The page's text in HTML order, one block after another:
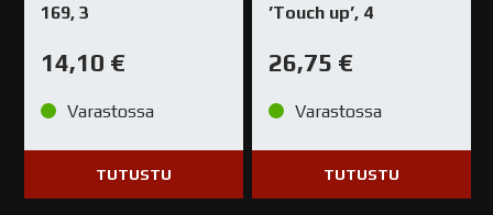
169, 3
14,10 €
Varastossa
TUTUSTU
’Touch up’, 4
26,75 €
Varastossa
TUTUSTU